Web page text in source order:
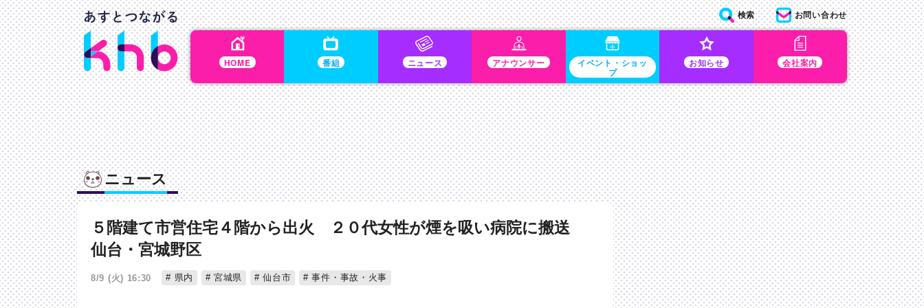
HOME 番組 ニュース アナウンサー イベント・ショッ
プ
お知らせ 会社案内
検索 お問い合わせ
ニュース
５階建て市営住宅４階から出火 ２０代女性が煙を吸い病院に搬送
仙台・宮城野区
8/9 (火) 16:30 県内 宮城県 仙台市 事件・事故・火事